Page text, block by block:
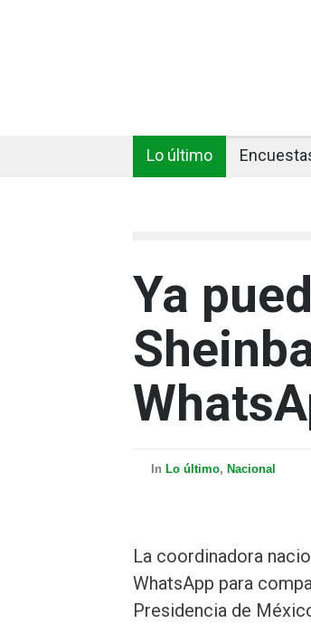
Lo último
Ya
In Lo último, Nacional
La coordinadora
WhatsApp para
Presidencia de